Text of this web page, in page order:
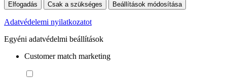
Elfogadás Csak a szükséges Beállítások módosítása
Adatvédelemi nyilatkozatot
Egyéni adatvédelmi beállítások
Customer match marketing